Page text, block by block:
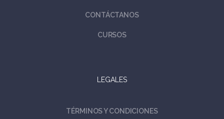
CONTÁCTANOS
CURSOS
LEGALES
TÉRMINOS Y CONDICIONES